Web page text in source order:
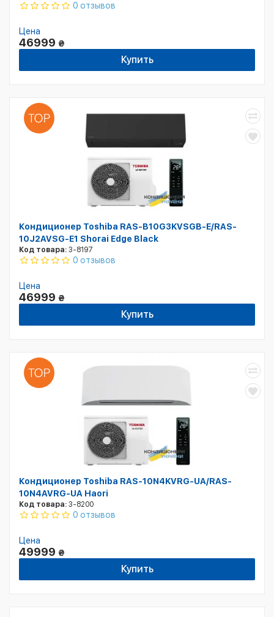
0 отзывов
Цена
46999 ₴
Купить
Кондиционер Toshiba RAS-B10G3KVSGB-E/RAS-
10J2AVSG-E1 Shorai Edge Black
Код товара: 3-8197
0 отзывов
Цена
46999 ₴
Купить
Кондиционер Toshiba RAS-10N4KVRG-UA/RAS-
10N4AVRG-UA Haori
Код товара: 3-8200
0 отзывов
Цена
49999 ₴
Купить